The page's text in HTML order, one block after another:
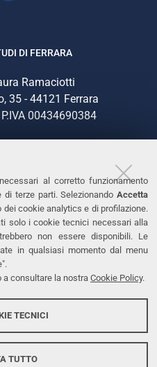
al corretto funzionamento
terze parti. Selezionando Accetta
cookie analytics e di profilazione.
solo i cookie tecnici necessari alla
non essere disponibili. Le
in qualsiasi momento dal menu
a consultare la nostra Cookie Policy.
TECNICI
TUTTO
DI FERRARA
Ramaciotti
35 - 44121 Ferrara
00434690384